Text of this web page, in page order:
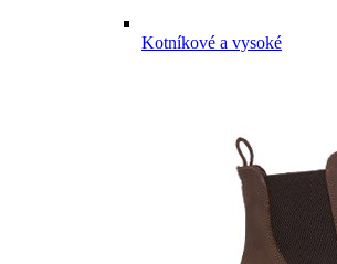
Kotníkové a vysoké